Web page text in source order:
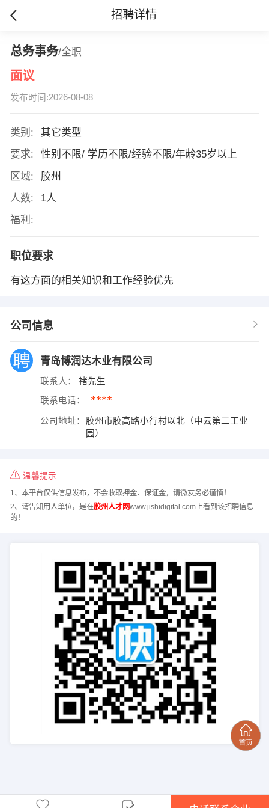
招聘详情
总务事务/全职
面议
发布时间:2026-08-08
类别:
其它类型
要求:
性别不限/ 学历不限/经验不限/年龄35岁以上
区域:
胶州
人数:
1人
福利:
职位要求
有这方面的相关知识和工作经验优先
公司信息
青岛博润达木业有限公司
联系人： 褚先生
联系电话： ****
公司地址：
胶州市胶高路小行村以北（中云第二工业
园）
温馨提示
1、本平台仅供信息发布，不会收取押金、保证金，请微友务必谨慎！
2、请告知用人单位，是在胶州人才网www.jishidigital.com上看到该招聘信息
的！